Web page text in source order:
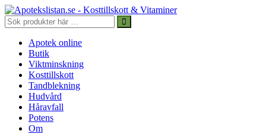
Apotek online
Butik
Viktminskning
Kosttillskott
Tandblekning
Hudvård
Håravfall
Potens
Om